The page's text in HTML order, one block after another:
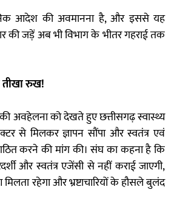
आदेश की अवमानना है, और इससे यह
की जड़ें अब भी विभाग के भीतर गहराई तक
तीखा रुख!
अवहेलना को देखते हुए छत्तीसगढ़ स्वास्थ्य
से मिलकर ज्ञापन सौंपा और स्वतंत्र एवं
करने की मांग की। संघ का कहना है कि
और स्वतंत्र एजेंसी से नहीं कराई जाएगी,
रहेगा और भ्रष्टाचारियों के हौसले बुलंद